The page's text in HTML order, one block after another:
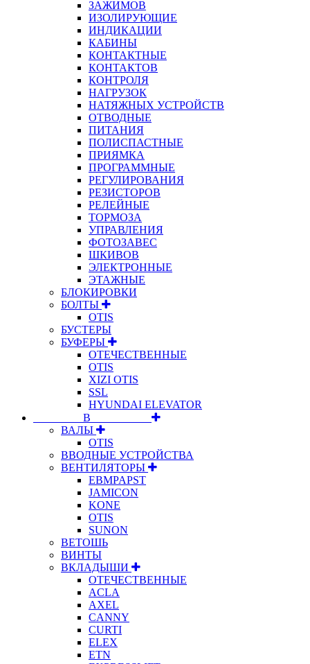
ЗАЖИМОВ
ИЗОЛИРУЮЩИЕ
ИНДИКАЦИИ
КАБИНЫ
КОНТАКТНЫЕ
КОНТАКТОВ
КОНТРОЛЯ
НАГРУЗОК
НАТЯЖНЫХ УСТРОЙСТВ
ОТВОДНЫЕ
ПИТАНИЯ
ПОЛИСПАСТНЫЕ
ПРИЯМКА
ПРОГРАММНЫЕ
РЕГУЛИРОВАНИЯ
РЕЗИСТОРОВ
РЕЛЕЙНЫЕ
ТОРМОЗА
УПРАВЛЕНИЯ
ФОТОЗАВЕС
ШКИВОВ
ЭЛЕКТРОННЫЕ
ЭТАЖНЫЕ
БЛОКИРОВКИ
БОЛТЫ
OTIS
БУСТЕРЫ
БУФЕРЫ
ОТЕЧЕСТВЕННЫЕ
OTIS
XIZI OTIS
SSL
HYUNDAI ELEVATOR
⠀⠀⠀⠀⠀⠀В⠀⠀⠀⠀⠀⠀⠀
ВАЛЫ
OTIS
ВВОДНЫЕ УСТРОЙСТВА
ВЕНТИЛЯТОРЫ
EBMPAPST
JAMICON
KONE
OTIS
SUNON
ВЕТОШЬ
ВИНТЫ
ВКЛАДЫШИ
ОТЕЧЕСТВЕННЫЕ
ACLA
AXEL
CANNY
CURTI
ELEX
ETN